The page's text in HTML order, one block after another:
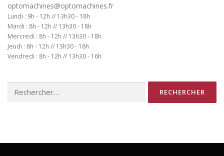
optomachines@optomachines.fr
Lundi : 9h - 12h // 13h30 - 18h
Mardi : 8h - 12h // 13h30 - 18h
Mercredi : 8h - 12h // 13h30 - 18h
Jeudi : 8h - 12h // 13h30 - 18h
Vendredi : 8h - 12h // 13h30 - 16h